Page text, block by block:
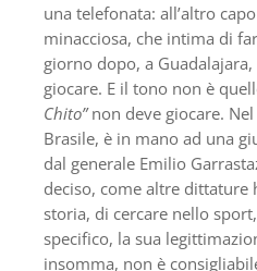
una telefonata: all’altro
minacciosa, che intima di
giorno dopo, a
giocare. E il tono non è
Chito”non deve giocare.
Brasile, è in mano ad una
dal generale Emilio
deciso, come altre
storia, di cercare nello
specifico, la sua
insomma, non è